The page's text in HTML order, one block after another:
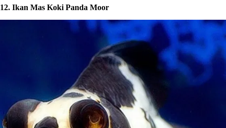
12. Ikan Mas Koki Panda Moor